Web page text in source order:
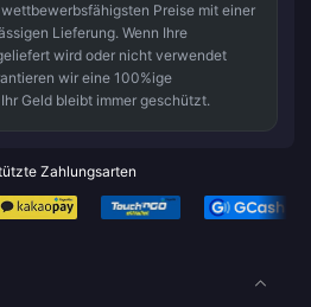
Preise mit einer
Lieferung. Wenn Ihre
wird oder nicht verwendet
wir eine 100%ige
Geld bleibt immer geschützt.
Zahlungsarten